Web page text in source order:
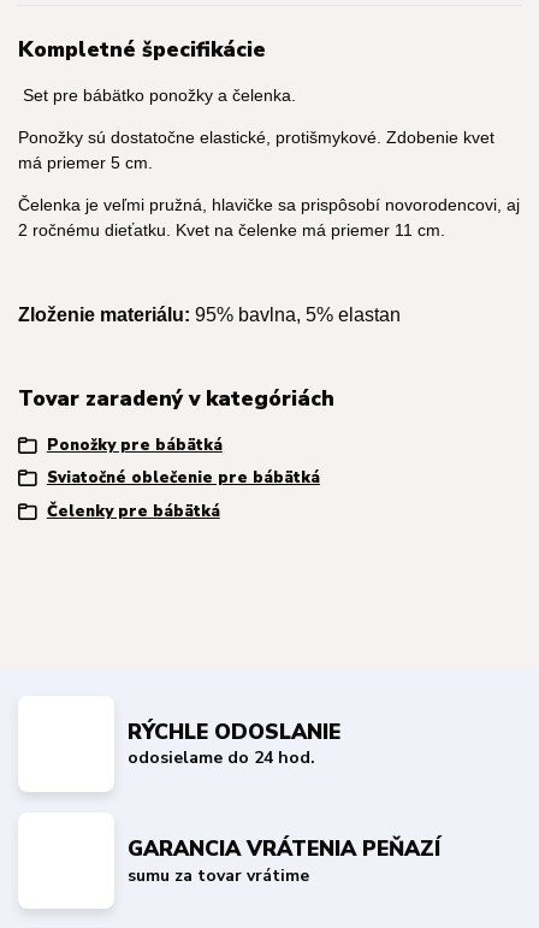
Kompletné špecifikácie
Set pre bábätko ponožky a čelenka.
Ponožky sú dostatočne elastické, protišmykové. Zdobenie kvet
má priemer 5 cm.
Čelenka je veľmi pružná, hlavičke sa prispôsobí novorodencovi, aj
2 ročnému dieťatku. Kvet na čelenke má priemer 11 cm.
Zloženie materiálu: 95% bavlna, 5% elastan
Tovar zaradený v kategóriách
Ponožky pre bábätká
Sviatočné oblečenie pre bábätká
Čelenky pre bábätká
RÝCHLE ODOSLANIE
odosielame do 24 hod.
GARANCIA VRÁTENIA PEŇAZÍ
sumu za tovar vrátime